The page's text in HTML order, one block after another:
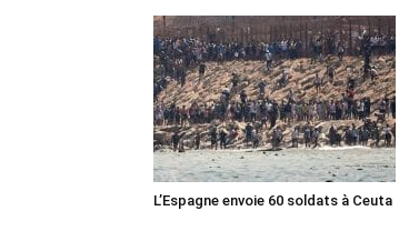
L’Espagne envoie 60 soldats à Ceuta